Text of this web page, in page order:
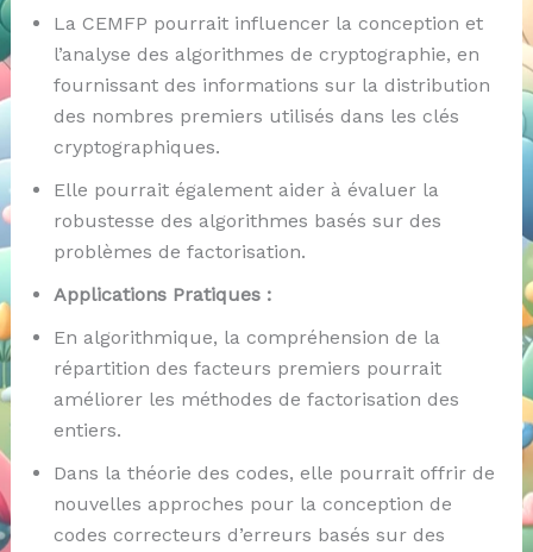
La CEMFP pourrait influencer la conception et
l’analyse des algorithmes de cryptographie, en
fournissant des informations sur la distribution
des nombres premiers utilisés dans les clés
cryptographiques.
Elle pourrait également aider à évaluer la
robustesse des algorithmes basés sur des
problèmes de factorisation.
Applications Pratiques :
En algorithmique, la compréhension de la
répartition des facteurs premiers pourrait
améliorer les méthodes de factorisation des
entiers.
Dans la théorie des codes, elle pourrait offrir de
nouvelles approches pour la conception de
codes correcteurs d’erreurs basés sur des